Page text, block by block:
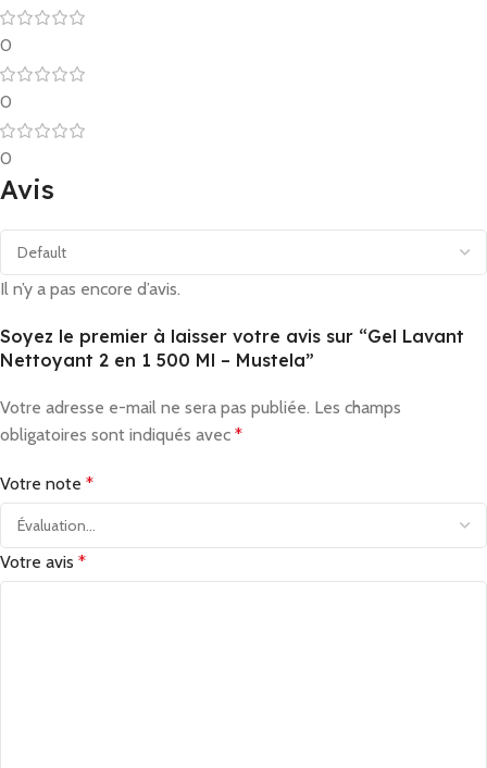
0
0
0
Avis
Il n’y a pas encore d’avis.
Soyez le premier à laisser votre avis sur “Gel Lavant
Nettoyant 2 en 1 500 Ml – Mustela”
Votre adresse e-mail ne sera pas publiée. Les champs
obligatoires sont indiqués avec *
Votre note *
Votre avis *